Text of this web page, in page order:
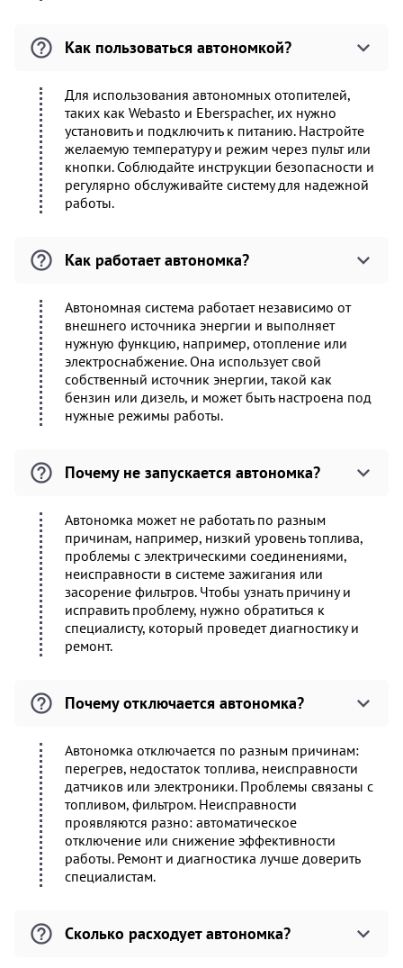
Как пользоваться автономкой?
Для использования автономных отопителей,
таких как Webasto и Eberspacher, их нужно
установить и подключить к питанию. Настройте
желаемую температуру и режим через пульт или
кнопки. Соблюдайте инструкции безопасности и
регулярно обслуживайте систему для надежной
работы.
Как работает автономка?
Автономная система работает независимо от
внешнего источника энергии и выполняет
нужную функцию, например, отопление или
электроснабжение. Она использует свой
собственный источник энергии, такой как
бензин или дизель, и может быть настроена под
нужные режимы работы.
Почему не запускается автономка?
Автономка может не работать по разным
причинам, например, низкий уровень топлива,
проблемы с электрическими соединениями,
неисправности в системе зажигания или
засорение фильтров. Чтобы узнать причину и
исправить проблему, нужно обратиться к
специалисту, который проведет диагностику и
ремонт.
Почему отключается автономка?
Автономка отключается по разным причинам:
перегрев, недостаток топлива, неисправности
датчиков или электроники. Проблемы связаны с
топливом, фильтром. Неисправности
проявляются разно: автоматическое
отключение или снижение эффективности
работы. Ремонт и диагностика лучше доверить
специалистам.
Сколько расходует автономка?